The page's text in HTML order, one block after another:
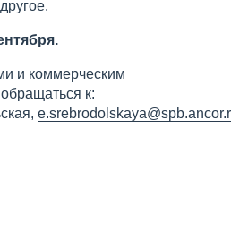
и коммерческим
к: